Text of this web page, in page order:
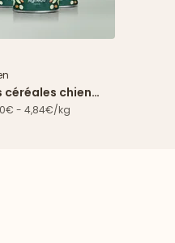
céréales chien
boîtes agneau
- 4,84€/kg